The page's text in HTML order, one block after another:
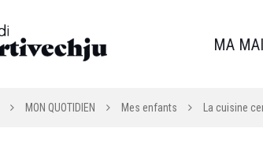
MA
MON QUOTIDIEN Mes enfants La cuisine